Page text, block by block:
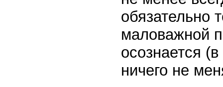
обязательно
маловажной
осознается
ничего не